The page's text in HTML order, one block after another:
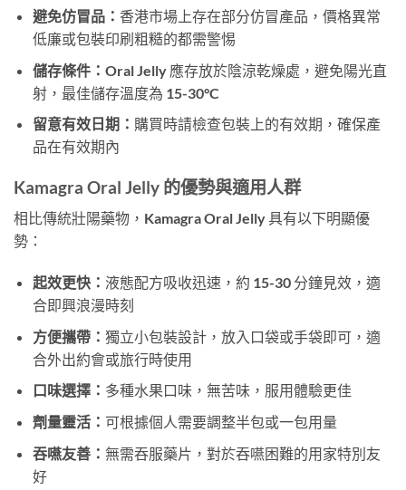
避免仿冒品： 香港市場上存在部分仿冒產品，價格異常
低廉或包裝印刷粗糙的都需警惕
儲存條件： Oral Jelly 應存放於陰涼乾燥處，避免陽光直
射，最佳儲存溫度為 15-30°C
留意有效日期： 購買時請檢查包裝上的有效期，確保產
品在有效期內
Kamagra Oral Jelly 的優勢與適用人群
相比傳統壯陽藥物，Kamagra Oral Jelly 具有以下明顯優
勢：
起效更快： 液態配方吸收迅速，約 15-30 分鐘見效，適
合即興浪漫時刻
方便攜帶： 獨立小包裝設計，放入口袋或手袋即可，適
合外出約會或旅行時使用
口味選擇： 多種水果口味，無苦味，服用體驗更佳
劑量靈活： 可根據個人需要調整半包或一包用量
吞嚥友善： 無需吞服藥片，對於吞嚥困難的用家特別友
好